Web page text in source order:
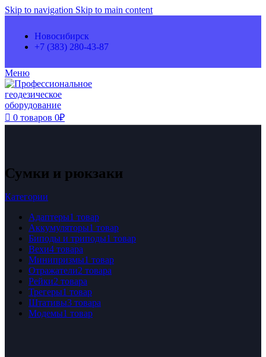
Skip to navigation Skip to main content
Новосибирск
+7 (383) 280-43-87
Меню
0 товаров 0₽
Сумки и рюкзаки
Категории
Адаптеры1 товар
Аккумуляторы1 товар
Биподы и триподы1 товар
Вехи4 товара
Минипризмы1 товар
Отражатели2 товара
Рейки2 товара
Трегеры1 товар
Штативы3 товара
Модемы1 товар